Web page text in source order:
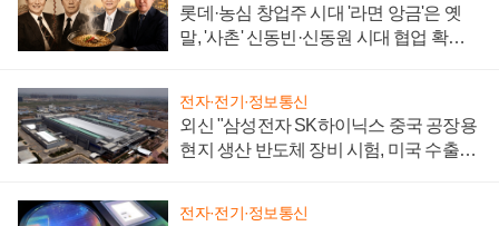
롯데·농심 창업주 시대 '라면 앙금'은 옛
말, '사촌' 신동빈·신동원 시대 협업 확대
전자·전기·정보통신
외신 "삼성전자 SK하이닉스 중국 공장용
현지 생산 반도체 장비 시험, 미국 수출통
전자·전기·정보통신